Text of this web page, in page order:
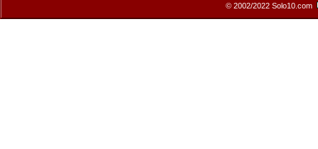
© 2002/2022 Solo10.com